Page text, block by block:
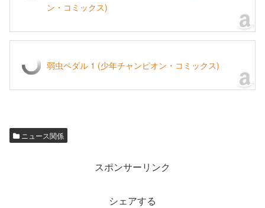
ン・コミックス)
弱虫ペダル 1 (少年チャンピオン・コミックス)
ニュース関係
スポンサーリンク
シェアする